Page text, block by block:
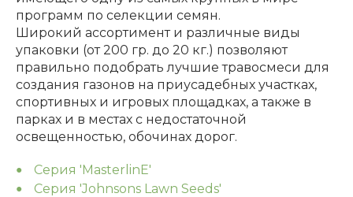
программ по селекции семян.
Широкий ассортимент и различные виды
упаковки (от 200 гр. до 20 кг.) позволяют
правильно подобрать лучшие травосмеси для
создания газонов на приусадебных участках,
спортивных и игровых площадках, а также в
парках и в местах с недостаточной
освещенностью, обочинах дорог.
Серия 'MasterlinE'
Серия 'Johnsons Lawn Seeds'